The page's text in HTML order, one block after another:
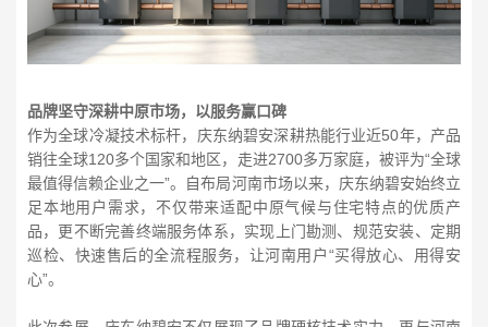
品牌坚守深耕中原市场，以服务赢口碑
作为全球冷凝技术标杆，庆东纳碧安深耕热能行业近50年，产品
销往全球120多个国家和地区，走进2700多万家庭，被评为“全球
最值得信赖企业之一”。自布局河南市场以来，庆东纳碧安始终立
足本地用户需求，不仅带来适配中原气候与住宅特点的优质产
品，更不断完善终端服务体系，实现上门勘测、规范安装、定期
巡检、快速售后的全流程服务，让河南用户“买得放心、用得安
心”。